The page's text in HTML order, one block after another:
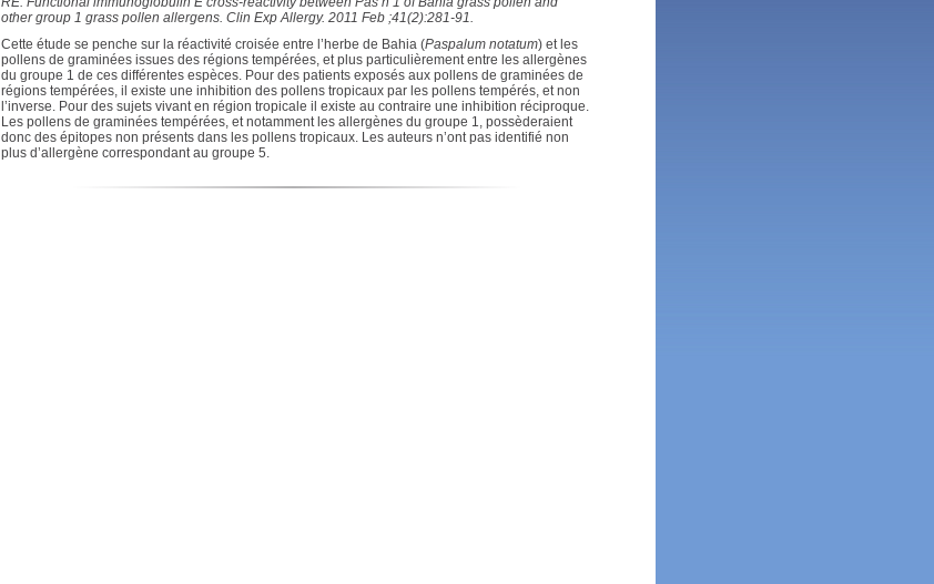
other group 1 grass pollen allergens. Clin Exp Allergy. 2011 Feb ;41(2):281-91.
Cette étude se penche sur la réactivité croisée entre l’herbe de Bahia (Paspalum notatum) et les
pollens de graminées issues des régions tempérées, et plus particulièrement entre les allergènes
du groupe 1 de ces différentes espèces. Pour des patients exposés aux pollens de graminées de
régions tempérées, il existe une inhibition des pollens tropicaux par les pollens tempérés, et non
l’inverse. Pour des sujets vivant en région tropicale il existe au contraire une inhibition réciproque.
Les pollens de graminées tempérées, et notamment les allergènes du groupe 1, possèderaient
donc des épitopes non présents dans les pollens tropicaux. Les auteurs n’ont pas identifié non
plus d’allergène correspondant au groupe 5.